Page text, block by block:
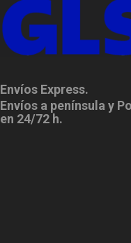
Envíos Express.
Envíos a península y
en 24/72 h.